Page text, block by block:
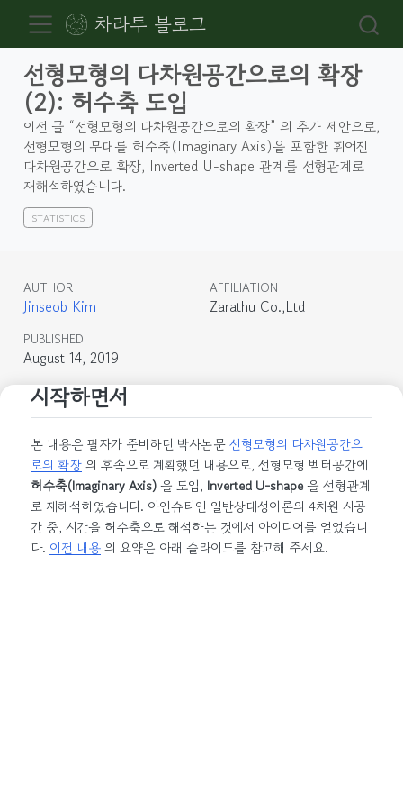
차라투 블로그
선형모형의 다차원공간으로의 확장
(2): 허수축 도입
이전 글 “선형모형의 다차원공간으로의 확장” 의 추가 제안으로,
선형모형의 무대를 허수축(Imaginary Axis)을 포함한 휘어진
다차원공간으로 확장, Inverted U-shape 관계를 선형관계로
재해석하였습니다.
STATISTICS
AUTHOR AFFILIATION
Jinseob Kim Zarathu Co.,Ltd
PUBLISHED
August 14, 2019
시작하면서
본 내용은 필자가 준비하던 박사논문선형모형의 다차원공간으
로의 확장의 후속으로 계획했던 내용으로, 선형모형 벡터공간에
허수축(Imaginary Axis)을 도입, Inverted U-shape을 선형관계
로 재해석하였습니다. 아인슈타인 일반상대성이론의 4차원 시공
간 중, 시간을 허수축으로 해석하는 것에서 아이디어를 얻었습니
다. 이전 내용의 요약은 아래 슬라이드를 참고해 주세요.